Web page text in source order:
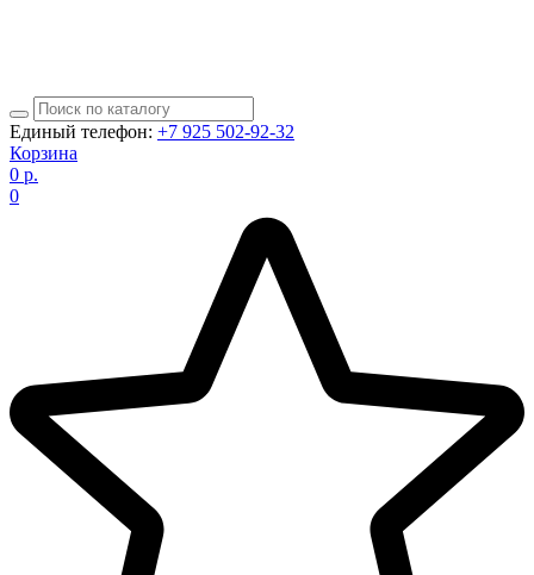
Единый телефон: +7 925 502-92-32
Корзина
0 р.
0